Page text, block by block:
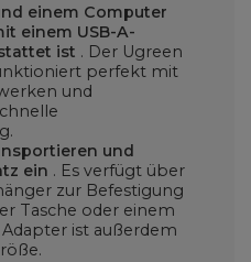
einem Computer
einem USB-A-
ist . Der Ugreen
perfekt mit
und
und
ein . Es verfügt über
zur Befestigung
Tasche oder einem
Adapter ist außerdem